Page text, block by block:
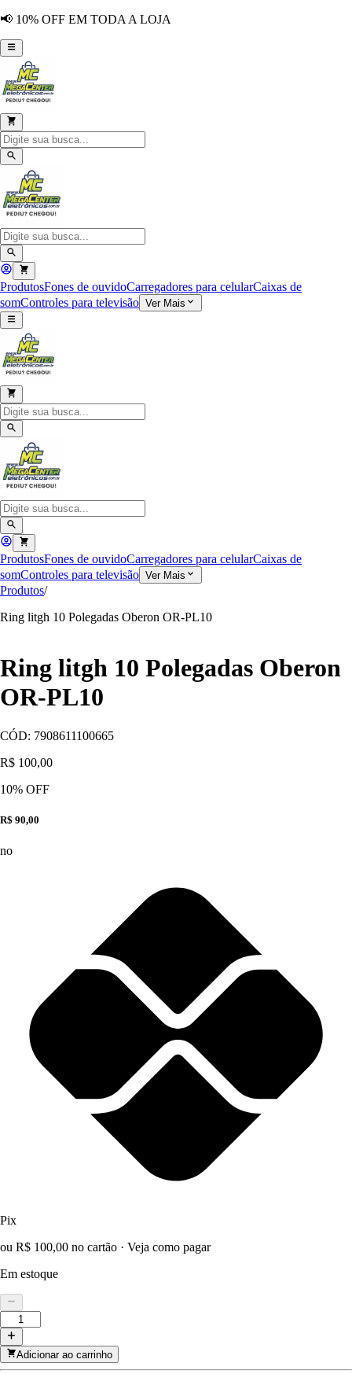
📢 10% OFF EM TODA A LOJA
ProdutosFones de ouvidoCarregadores para celularCaixas de
somControles para televisão Ver Mais
ProdutosFones de ouvidoCarregadores para celularCaixas de
somControles para televisão Ver Mais
Produtos/
Ring litgh 10 Polegadas Oberon OR-PL10
Ring litgh 10 Polegadas Oberon
OR-PL10
CÓD: 7908611100665
R$ 100,00
10% OFF
R$ 90,00
no
Pix
ou R$ 100,00 no cartão · Veja como pagar
Em estoque
Adicionar ao carrinho